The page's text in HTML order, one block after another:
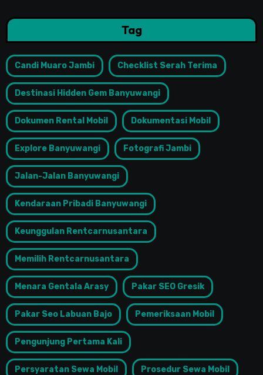
Tag
Candi Muaro Jambi Checklist Serah Terima
Destinasi Hidden Gem Banyuwangi
Dokumen Rental Mobil Dokumentasi Mobil
Explore Banyuwangi Fotografi Jambi
Jalan-Jalan Banyuwangi
Kendaraan Pribadi Banyuwangi
Keunggulan Rentcarnusantara
Memilih Rentcarnusantara
Menara Gentala Arasy Pakar SEO Gresik
Pakar Seo Labuan Bajo Pemeriksaan Mobil
Pengunjung Pertama Kali
Persyaratan Sewa Mobil Prosedur Sewa Mobil